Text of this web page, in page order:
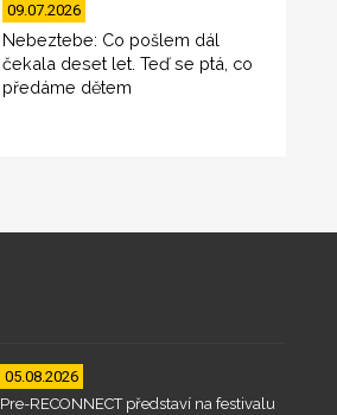
09.07.2026
Nebeztebe: Co pošlem dál
čekala deset let. Teď se ptá, co
předáme dětem
05.08.2026
Pre-RECONNECT představí na festivalu